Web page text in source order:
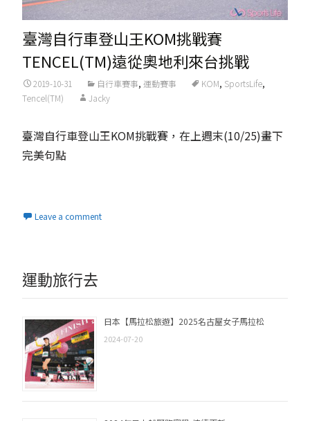
臺灣自行車登山王KOM挑戰賽
TENCEL(TM)遠從奧地利來台挑戰
2019-10-31 自行車賽事, 運動賽事 KOM, SportsLife,
Tencel(TM)
Jacky
臺灣自行車登山王KOM挑戰賽，在上週末(10/25)畫下
完美句點
Leave a comment
運動旅行去
日本【馬拉松旅遊】2025名古屋女子馬拉松
2024-07-20